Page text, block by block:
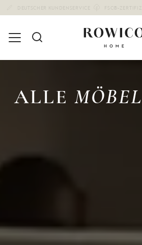
(1672)
ALLE MÖBEL